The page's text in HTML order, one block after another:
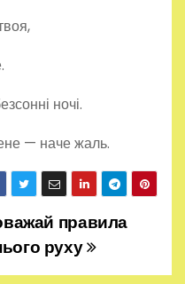
ночі.
— наче жаль.
правила
руху